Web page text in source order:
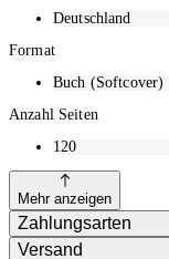
Deutschland
Format
Buch (Softcover)
Anzahl Seiten
120
Mehr anzeigen
Zahlungsarten
Versand